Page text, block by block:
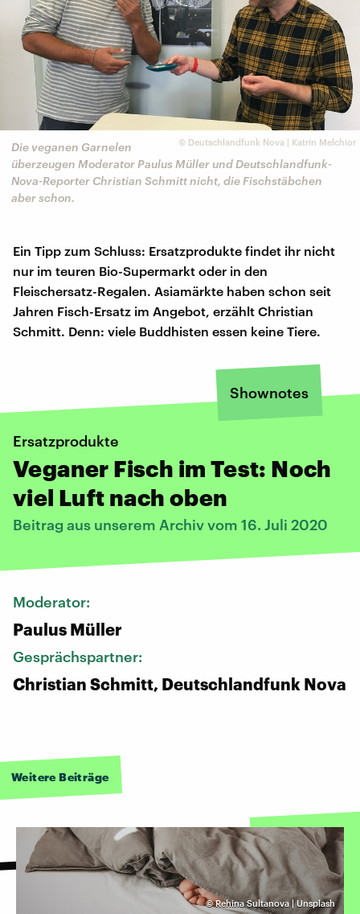
© Deutschlandfunk Nova | Katrin Melchior
Die veganen Garnelen
überzeugen Moderator Paulus Müller und Deutschlandfunk-
Nova-Reporter Christian Schmitt nicht, die Fischstäbchen
aber schon.
Ein Tipp zum Schluss: Ersatzprodukte findet ihr nicht
nur im teuren Bio-Supermarkt oder in den
Fleischersatz-Regalen. Asiamärkte haben schon seit
Jahren Fisch-Ersatz im Angebot, erzählt Christian
Schmitt. Denn: viele Buddhisten essen keine Tiere.
Shownotes
Ersatzprodukte
Veganer Fisch im Test: Noch
viel Luft nach oben
Beitrag aus unserem Archiv vom 16. Juli 2020
Moderator:
Paulus Müller
Gesprächspartner:
Christian Schmitt, Deutschlandfunk Nova
Weitere Beiträge
©Rehina Sultanova | Unsplash